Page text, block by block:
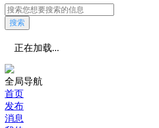
搜索
正在加载...
全局导航
首页
发布
消息